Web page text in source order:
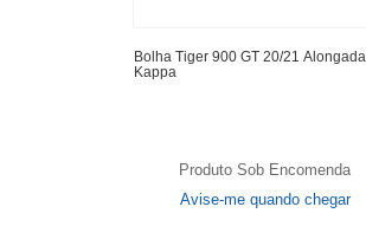
Bolha Tiger 900 GT 20/21 Alongada
Kappa
Produto Sob Encomenda
Avise-me quando chegar